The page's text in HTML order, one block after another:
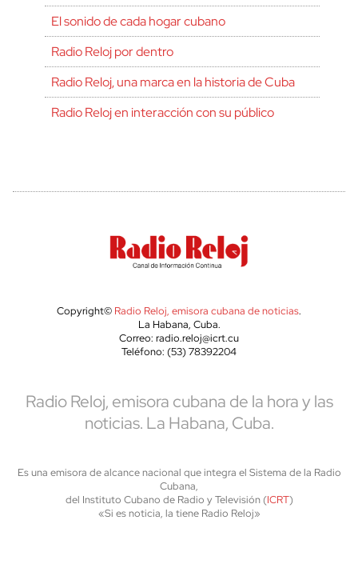
El sonido de cada hogar cubano
Radio Reloj por dentro
Radio Reloj, una marca en la historia de Cuba
Radio Reloj en interacción con su público
Copyright© Radio Reloj, emisora cubana de noticias.
La Habana, Cuba.
Correo: radio.reloj@icrt.cu
Teléfono: (53) 78392204
Radio Reloj, emisora cubana de la hora y las
noticias. La Habana, Cuba.
Es una emisora de alcance nacional que integra el Sistema de la Radio
Cubana,
del Instituto Cubano de Radio y Televisión (ICRT)
«Si es noticia, la tiene Radio Reloj»